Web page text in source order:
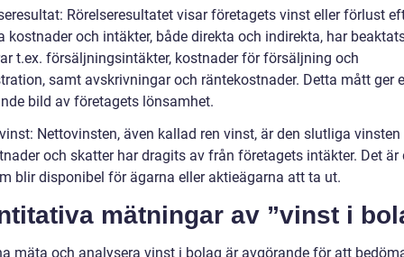
Rörelseresultatet visar företagets vinst eller förlust
kostnader och intäkter, både direkta och indirekta, har
t.ex. försäljningsintäkter, kostnader för försäljning och
samt avskrivningar och räntekostnader. Detta mått ger
bild av företagets lönsamhet.
Nettovinsten, även kallad ren vinst, är den slutliga
och skatter har dragits av från företagets intäkter. Det är
blir disponibel för ägarna eller aktieägarna att ta ut.
mätningar av ”vinst i
mäta och analysera vinst i bolag är avgörande för att